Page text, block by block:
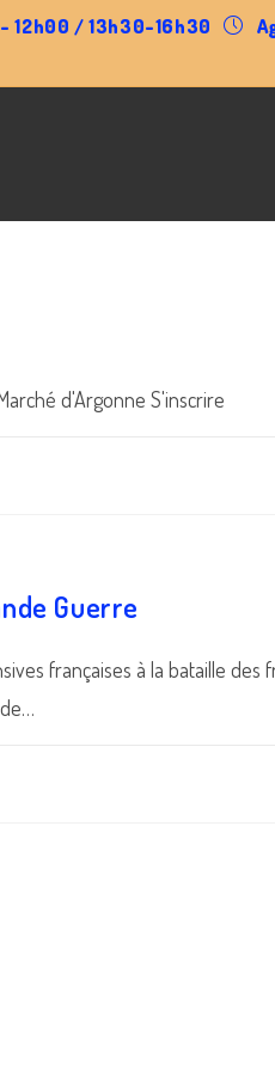
12h00 / 13h30-16h30
d'Argonne S'inscrire
Guerre
françaises à la bataille des